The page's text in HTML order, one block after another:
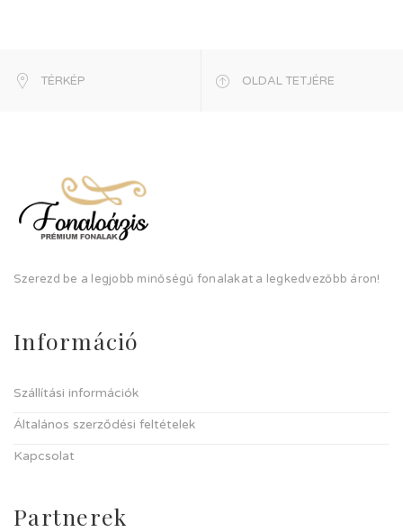
TÉRKÉP OLDAL TETJÉRE
Szerezd be a legjobb minőségű fonalakat a legkedvezőbb áron!
Információ
Szállítási információk
Általános szerződési feltételek
Kapcsolat
Partnerek